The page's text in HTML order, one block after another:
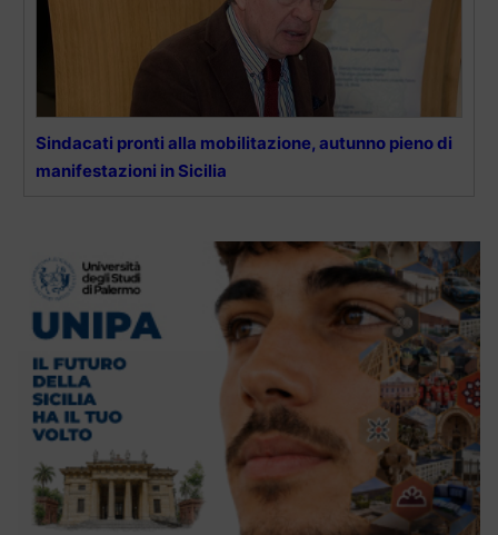
Sindacati pronti alla mobilitazione, autunno pieno di
manifestazioni in Sicilia